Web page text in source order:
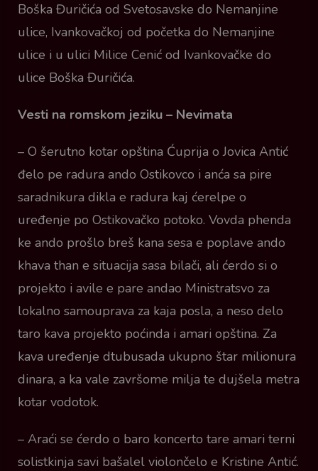
Boška Đuričića od Svetosavske do Nemanjine
ulice, Ivankovačkoj od početka do Nemanjine
ulice i u ulici Milice Cenić od Ivankovačke do
ulice Boška Đuričića.
Vesti na romskom jeziku – Nevimata
– O šerutno kotar opština Ćuprija o Jovica Antić
đelo pe radura ando Ostikovco i anća sa pire
saradnikura dikla e radura kaj ćerelpe o
uređenje po Ostikovačko potoko. Vovda phenda
ke ando prošlo breš kana sesa e poplave ando
khava than e situacija sasa bilači, ali ćerdo si o
projekto i avile e pare andao Ministratsvo za
lokalno samouprava za kaja posla, a neso delo
taro kava projekto poćinda i amari opština. Za
kava uređenje dtubusada ukupno štar milionura
dinara, a ka vale završome milja te dujšela metra
kotar vodotok.
– Araći se ćerdo o baro koncerto tare amari terni
solistkinja savi bašalel violončelo e Kristine Antić.